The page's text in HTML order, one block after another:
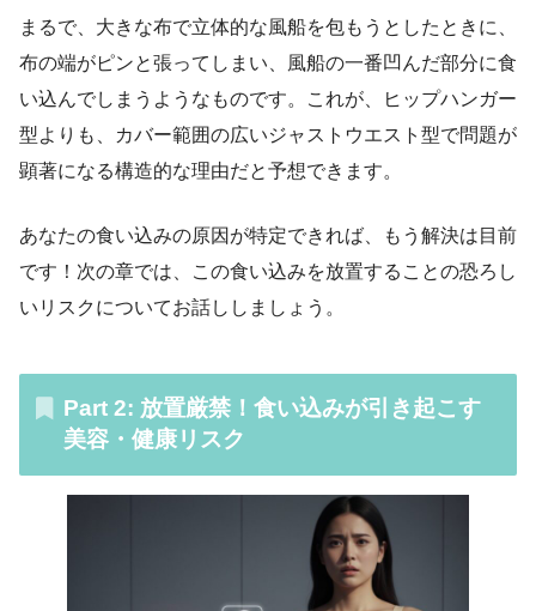
まるで、大きな布で立体的な風船を包もうとしたときに、
布の端がピンと張ってしまい、風船の一番凹んだ部分に食
い込んでしまうようなものです。これが、ヒップハンガー
型よりも、カバー範囲の広いジャストウエスト型で問題が
顕著になる構造的な理由だと予想できます。
あなたの食い込みの原因が特定できれば、もう解決は目前
です！次の章では、この食い込みを放置することの恐ろし
いリスクについてお話ししましょう。
Part 2: 放置厳禁！食い込みが引き起こす
美容・健康リスク